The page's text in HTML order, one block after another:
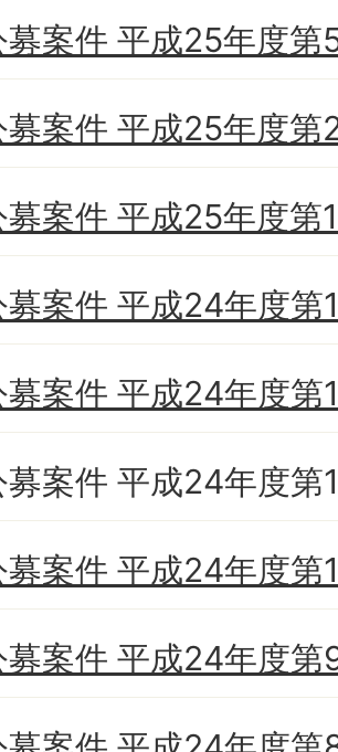
募案件 平成25年度第
募案件 平成25年度第
案件 平成25年度第
募案件 平成24年度第
案件 平成24年度第
案件 平成24年度第
募案件 平成24年度第
募案件 平成24年度第